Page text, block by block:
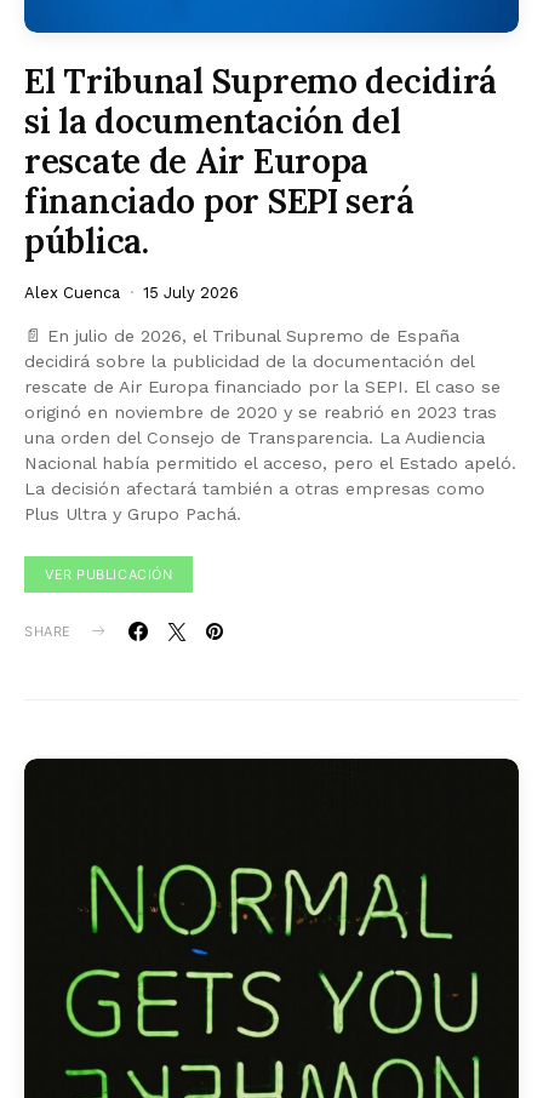
El Tribunal Supremo decidirá
si la documentación del
rescate de Air Europa
financiado por SEPI será
pública.
Alex Cuenca 15 July 2026
📄 En julio de 2026, el Tribunal Supremo de España
decidirá sobre la publicidad de la documentación del
rescate de Air Europa financiado por la SEPI. El caso se
originó en noviembre de 2020 y se reabrió en 2023 tras
una orden del Consejo de Transparencia. La Audiencia
Nacional había permitido el acceso, pero el Estado apeló.
La decisión afectará también a otras empresas como
Plus Ultra y Grupo Pachá.
VER PUBLICACIÓN
SHARE